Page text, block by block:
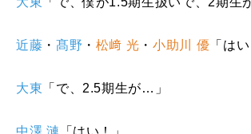
近藤 ・ 髙野 ・ 松﨑 光 ・小助川 優 「はい
大東 「で、 2.5期生が…」
中澤 漣 「はい！」